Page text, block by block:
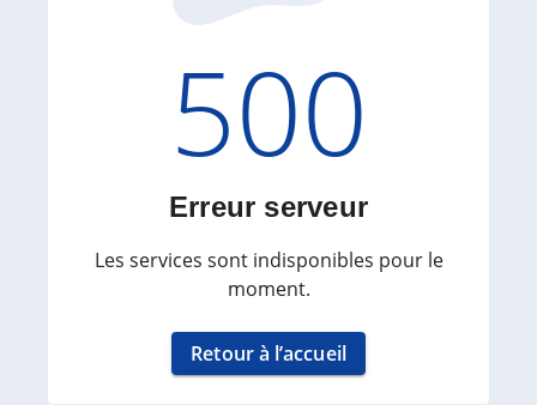
Code
500
Erreur serveur
Les services sont indisponibles pour le
moment.
Retour à l’accueil